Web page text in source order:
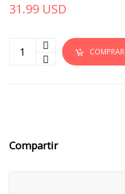
31.99 USD
COMPRAR
Compartir